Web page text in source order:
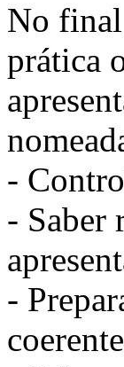
No final
prática
-
- Saber
-